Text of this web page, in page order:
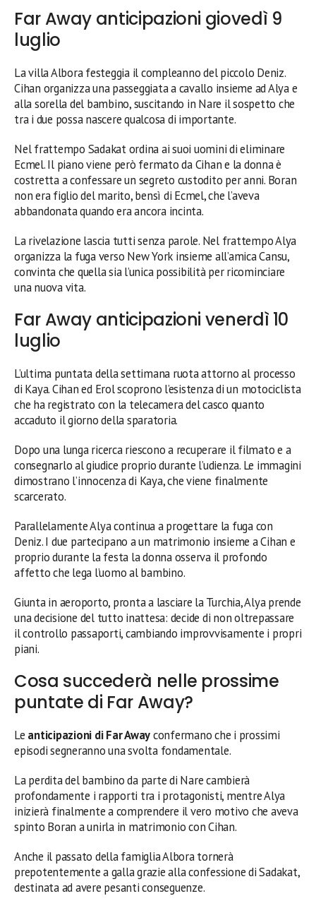
Far Away anticipazioni giovedì 9
luglio
La villa Albora festeggia il compleanno del piccolo Deniz.
Cihan organizza una passeggiata a cavallo insieme ad Alya e
alla sorella del bambino, suscitando in Nare il sospetto che
tra i due possa nascere qualcosa di importante.
Nel frattempo Sadakat ordina ai suoi uomini di eliminare
Ecmel. Il piano viene però fermato da Cihan e la donna è
costretta a confessare un segreto custodito per anni. Boran
non era figlio del marito, bensì di Ecmel, che l’aveva
abbandonata quando era ancora incinta.
La rivelazione lascia tutti senza parole. Nel frattempo Alya
organizza la fuga verso New York insieme all’amica Cansu,
convinta che quella sia l’unica possibilità per ricominciare
una nuova vita.
Far Away anticipazioni venerdì 10
luglio
L’ultima puntata della settimana ruota attorno al processo
di Kaya. Cihan ed Erol scoprono l’esistenza di un motociclista
che ha registrato con la telecamera del casco quanto
accaduto il giorno della sparatoria.
Dopo una lunga ricerca riescono a recuperare il filmato e a
consegnarlo al giudice proprio durante l’udienza. Le immagini
dimostrano l’innocenza di Kaya, che viene finalmente
scarcerato.
Parallelamente Alya continua a progettare la fuga con
Deniz. I due partecipano a un matrimonio insieme a Cihan e
proprio durante la festa la donna osserva il profondo
affetto che lega l’uomo al bambino.
Giunta in aeroporto, pronta a lasciare la Turchia, Alya prende
una decisione del tutto inattesa: decide di non oltrepassare
il controllo passaporti, cambiando improvvisamente i propri
piani.
Cosa succederà nelle prossime
puntate di Far Away?
Le anticipazioni di Far Awayconfermano che i prossimi
episodi segneranno una svolta fondamentale.
La perdita del bambino da parte di Nare cambierà
profondamente i rapporti tra i protagonisti, mentre Alya
inizierà finalmente a comprendere il vero motivo che aveva
spinto Boran a unirla in matrimonio con Cihan.
Anche il passato della famiglia Albora tornerà
prepotentemente a galla grazie alla confessione di Sadakat,
destinata ad avere pesanti conseguenze.